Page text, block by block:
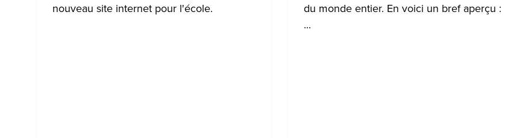
nouveau site internet pour l'école.
du monde entier. En voici un bref aperçu :
...